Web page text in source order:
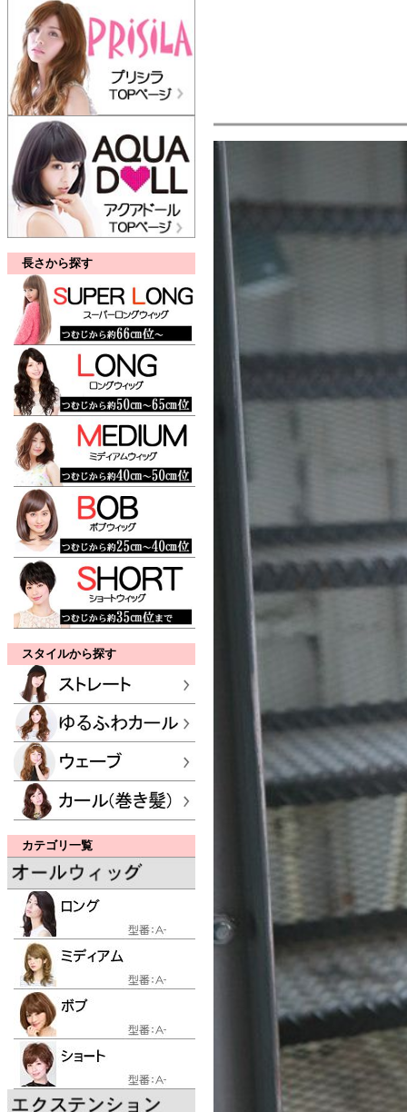
長さから探す
スタイルから探す
カテゴリ一覧